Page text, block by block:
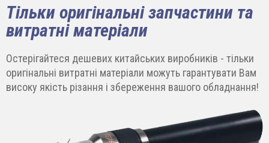
Тільки оригінальні запчастини та
витратні матеріали
Остерігайтеся дешевих китайських виробників - тільки
оригінальні витратні матеріали можуть гарантувати Вам
високу якість різання і збереження вашого обладнання!